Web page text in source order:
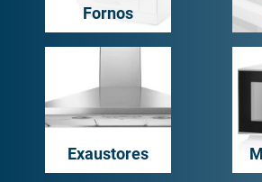
Fornos
Exaustores